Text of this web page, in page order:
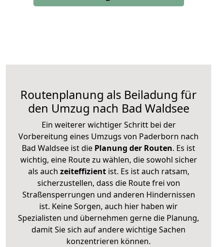
Routenplanung als Beiladung für
den Umzug nach Bad Waldsee
Ein weiterer wichtiger Schritt bei der
Vorbereitung eines Umzugs von Paderborn nach
Bad Waldsee ist die Planung der Routen. Es ist
wichtig, eine Route zu wählen, die sowohl sicher
als auch zeiteffizientist. Es ist auch ratsam,
sicherzustellen, dass die Route frei von
Straßensperrungen und anderen Hindernissen
ist. Keine Sorgen, auch hier haben wir
Spezialisten und übernehmen gerne die Planung,
damit Sie sich auf andere wichtige Sachen
konzentrieren können.